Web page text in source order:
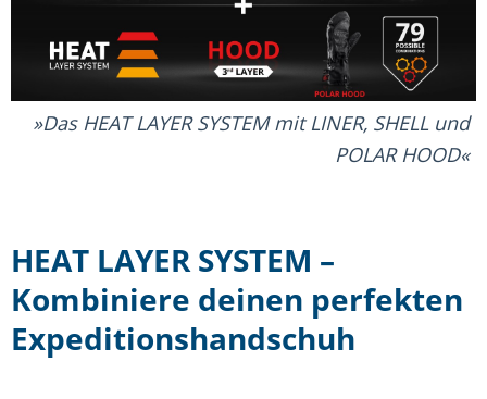
Das HEAT LAYER SYSTEM mit LINER, SHELL und
POLAR HOOD
HEAT LAYER SYSTEM –
Kombiniere deinen perfekten
Expeditionshandschuh